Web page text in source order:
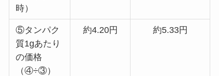
時）
⑤タンパク
質1gあたり
の価格
（④÷③）
約4.20円 約5.33円